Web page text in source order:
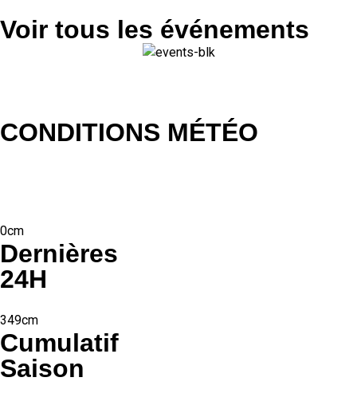
Voir tous les événements
CONDITIONS MÉTÉO
0cm
Dernières
24H
349cm
Cumulatif
Saison